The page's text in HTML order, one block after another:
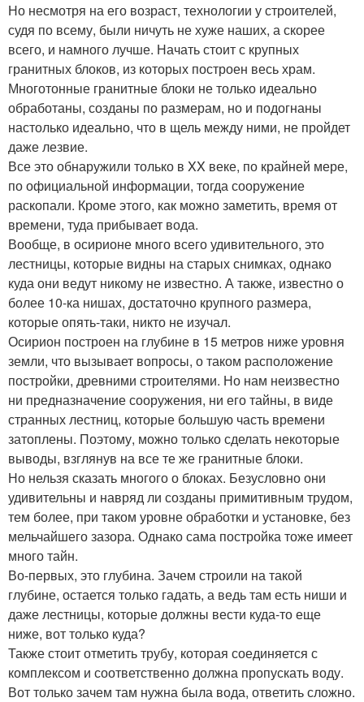
Но несмотря на его возраст, технологии у строителей,
судя по всему, были ничуть не хуже наших, а скорее
всего, и намного лучше. Начать стоит с крупных
гранитных блоков, из которых построен весь храм.
Многотонные гранитные блоки не только идеально
обработаны, созданы по размерам, но и подогнаны
настолько идеально, что в щель между ними, не пройдет
даже лезвие.
Все это обнаружили только в XX веке, по крайней мере,
по официальной информации, тогда сооружение
раскопали. Кроме этого, как можно заметить, время от
времени, туда прибывает вода.
Вообще, в осирионе много всего удивительного, это
лестницы, которые видны на старых снимках, однако
куда они ведут никому не известно. А также, известно о
более 10-ка нишах, достаточно крупного размера,
которые опять-таки, никто не изучал.
Осирион построен на глубине в 15 метров ниже уровня
земли, что вызывает вопросы, о таком расположение
постройки, древними строителями. Но нам неизвестно
ни предназначение сооружения, ни его тайны, в виде
странных лестниц, которые большую часть времени
затоплены. Поэтому, можно только сделать некоторые
выводы, взглянув на все те же гранитные блоки.
Но нельзя сказать многого о блоках. Безусловно они
удивительны и навряд ли созданы примитивным трудом,
тем более, при таком уровне обработки и установке, без
мельчайшего зазора. Однако сама постройка тоже имеет
много тайн.
Во-первых, это глубина. Зачем строили на такой
глубине, остается только гадать, а ведь там есть ниши и
даже лестницы, которые должны вести куда-то еще
ниже, вот только куда?
Также стоит отметить трубу, которая соединяется с
комплексом и соответственно должна пропускать воду.
Вот только зачем там нужна была вода, ответить сложно.